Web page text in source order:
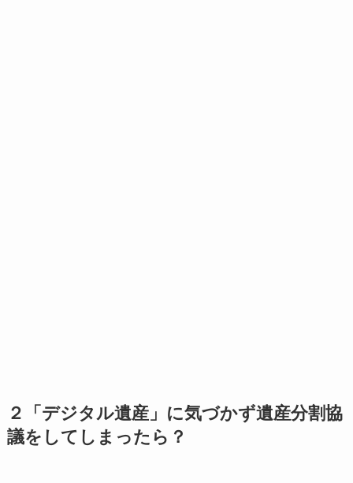
らず協議の対象から漏れていた相続対象財産が重
要な財産であり、分割協議を行った相続人がその